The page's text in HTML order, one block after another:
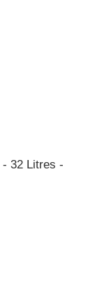
32 Litres -